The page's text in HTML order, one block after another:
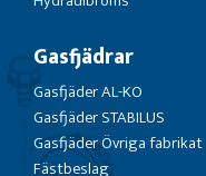
Gasfjädrar
Gasfjäder AL-KO
Gasfjäder STABILUS
Gasfjäder Övriga fabrikat
Fästbeslag